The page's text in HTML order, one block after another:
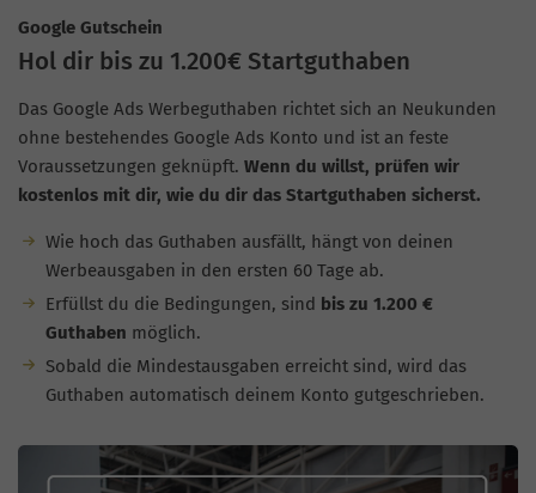
Google Gutschein
Hol dir bis zu 1.200€ Startguthaben
Das Google Ads Werbeguthaben richtet sich an Neukunden
ohne bestehendes Google Ads Konto und ist an feste
Voraussetzungen geknüpft. Wenn du willst, prüfen wir
kostenlos mit dir, wie du dir das Startguthaben sicherst.
Wie hoch das Guthaben ausfällt, hängt von deinen
Werbeausgaben in den ersten 60 Tage ab.
Erfüllst du die Bedingungen, sind bis zu 1.200 €
Guthaben möglich.
Sobald die Mindestausgaben erreicht sind, wird das
Guthaben automatisch deinem Konto gutgeschrieben.